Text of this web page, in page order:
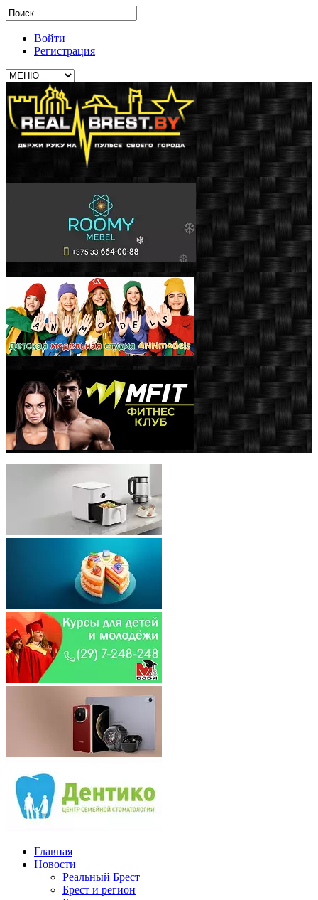
Войти
Регистрация
Главная
Новости
Реальный Брест
Брест и регион